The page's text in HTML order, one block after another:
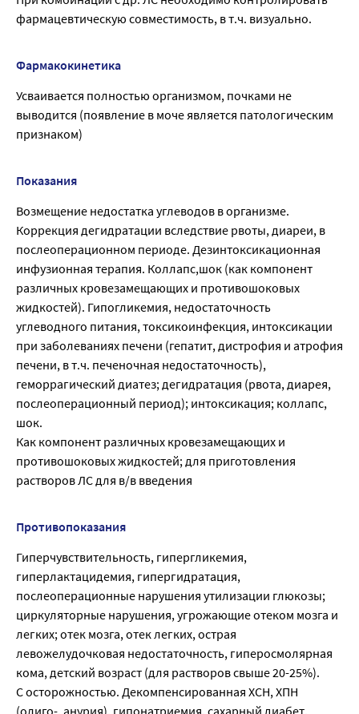
фармацевтическую совместимость, в т.ч. визуально.
Фармакокинетика
Усваивается полностью организмом, почками не
выводится (появление в моче является патологическим
признаком)
Показания
Возмещение недостатка углеводов в организме.
Коррекция дегидратации вследствие рвоты, диареи, в
послеоперационном периоде. Дезинтоксикационная
инфузионная терапия. Коллапс,шок (как компонент
различных кровезамещающих и противошоковых
жидкостей). Гипогликемия, недостаточность
углеводного питания, токсикоинфекция, интоксикации
при заболеваниях печени (гепатит, дистрофия и атрофия
печени, в т.ч. печеночная недостаточность),
геморрагический диатез; дегидратация (рвота, диарея,
послеоперационный период); интоксикация; коллапс,
шок.
Как компонент различных кровезамещающих и
противошоковых жидкостей; для приготовления
растворов ЛС для в/в введения
Противопоказания
Гиперчувствительность, гипергликемия,
гиперлактацидемия, гипергидратация,
послеоперационные нарушения утилизации глюкозы;
циркуляторные нарушения, угрожающие отеком мозга и
легких; отек мозга, отек легких, острая
левожелудочковая недостаточность, гиперосмолярная
кома, детский возраст (для растворов свыше 20-25%).
С осторожностью. Декомпенсированная ХСН, ХПН